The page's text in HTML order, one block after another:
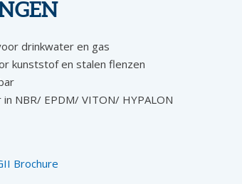
drinkwater en gas
kunststof en stalen flenzen
NBR/ EPDM/ VITON/ HYPALON
Brochure